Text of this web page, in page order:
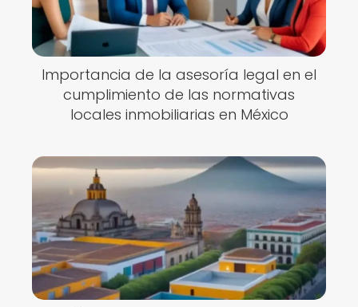
Importancia de la asesoría legal en el
cumplimiento de las normativas
locales inmobiliarias en México